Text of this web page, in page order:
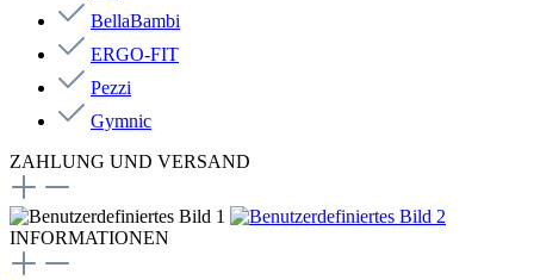
BellaBambi
ERGO-FIT
Pezzi
Gymnic
ZAHLUNG UND VERSAND
INFORMATIONEN